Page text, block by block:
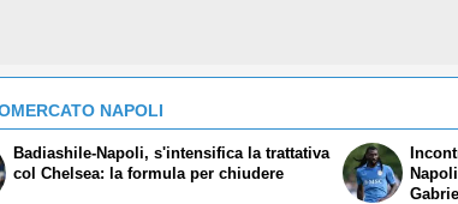
NAPOLI
Badiashile-Napoli, s'intensifica la trattativa
col Chelsea: la formula per chiudere